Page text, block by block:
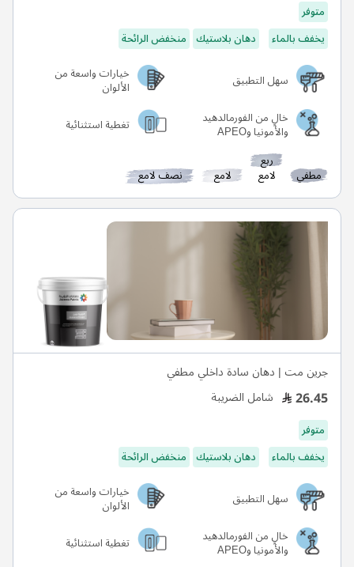
متوفر
يخفف بالماء
دهان بلاستيك منخفض الرائحة
سهل التطبيق
خيارات واسعة من
الألوان
خالٍ من الفورمالدهيد
والأمونيا وAPEO تغطية استثنائية
مطفي
ربع
لامع لامع نصف لامع
جرين مت | دهان سادة داخلي مطفي
26.45 شامل الضريبة
متوفر
يخفف بالماء
دهان بلاستيك منخفض الرائحة
سهل التطبيق
خيارات واسعة من
الألوان
خالٍ من الفورمالدهيد
والأمونيا وAPEO تغطية استثنائية